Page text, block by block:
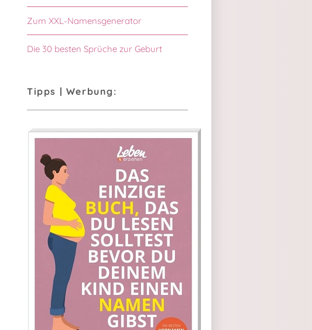
Zum XXL-Namensgenerator
Die 30 besten Sprüche zur Geburt
Tipps | Werbung: